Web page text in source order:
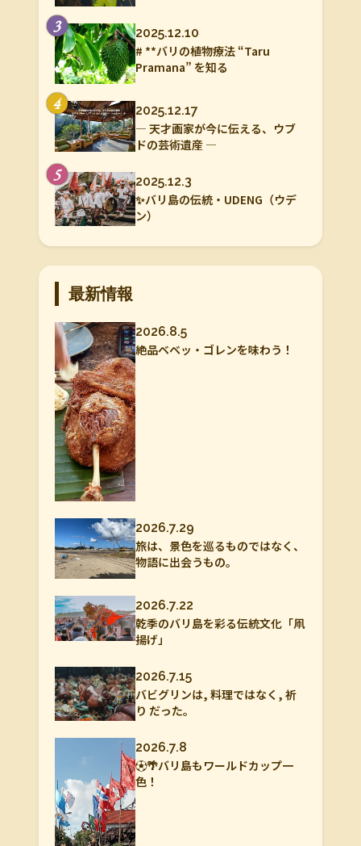
3 2025.12.10
# **バリの植物療法 “Taru
Pramana” を知る
4 2025.12.17
― 天才画家が今に伝える、ウブ
ドの芸術遺産 ―
5 2025.12.3
✨バリ島の伝統・UDENG（ウデ
ン）
最新情報
2026.8.5
絶品ベベッ・ゴレンを味わう！
2026.7.29
旅は、景色を巡るものではなく、
物語に出会うもの。
2026.7.22
乾季のバリ島を彩る伝統文化「凧
揚げ」
2026.7.15
バビグリンは, 料理ではなく, 祈
り だった。
2026.7.8
⚽🌴バリ島もワールドカップ一
色！